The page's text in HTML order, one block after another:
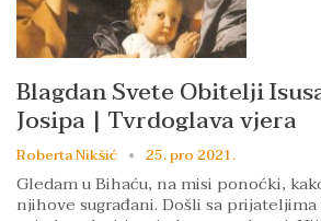
Blagdan Svete Obitelji
Josipa | Tvrdoglava vjera
Roberta Nikšić 25. pro 2021.
Gledam u Bihaću, na misi ponoćki,
njihove sugrađani. Došli sa